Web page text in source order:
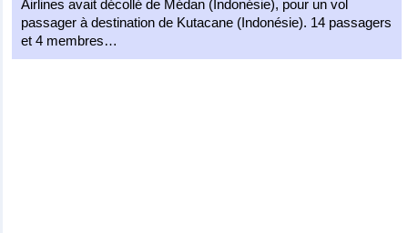
Airlines avait décollé de Médan (Indonésie), pour un vol
passager à destination de Kutacane (Indonésie). 14 passagers
et 4 membres…